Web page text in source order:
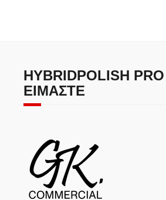
HYBRIDPOLISH
ΕΊΜΑΣΤΕ